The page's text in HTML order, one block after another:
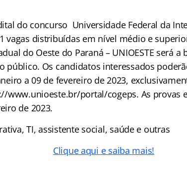
do concurso Universidade Federal da
vagas distribuídas em nível médio e
do Oeste do Paraná – UNIOESTE será
público. Os candidatos interessados
a 09 de fevereiro de 2023,
www.unioeste.br/portal/cogeps. As provas
de 2023.
TI, assistente social, saúde e outras
Clique aqui e saiba mais!